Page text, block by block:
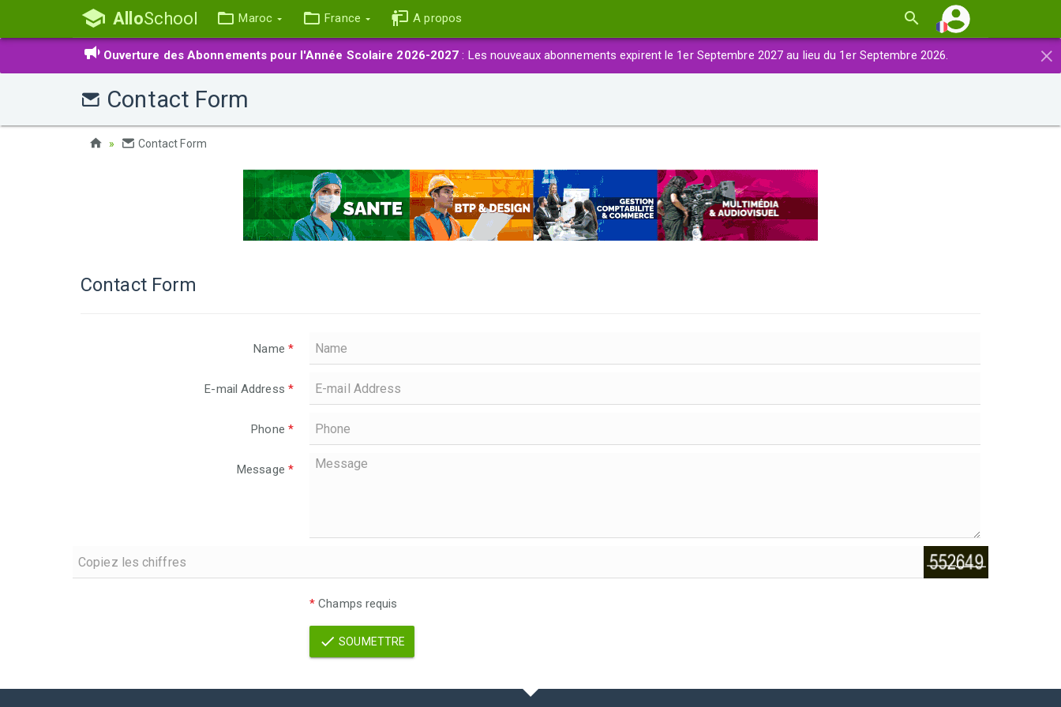
AlloSchool Maroc France A propos
×
Ouverture des Abonnements pour l'Année Scolaire 2026-2027 : Les nouveaux abonnements expirent le 1er Septembre 2027 au lieu du 1er Septembre 2026.
Contact Form
Contact Form
Contact Form
Name *
E-mail Address *
Phone *
Message *
* Champs requis
SOUMETTRE